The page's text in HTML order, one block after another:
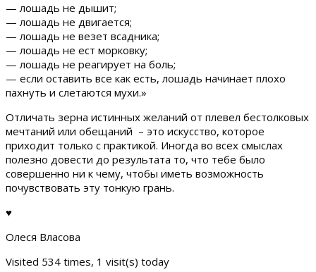
— лошадь не дышит;
— лошадь не двигается;
— лошадь не везет всадника;
— лошадь не ест морковку;
— лошадь не реагирует на боль;
— если оставить все как есть, лошадь начинает плохо
пахнуть и слетаются мухи.»
Отличать зерна истинных желаний от плевел бестолковых
мечтаний или обещаний – это искусство, которое
приходит только с практикой. Иногда во всех смыслах
полезно довести до результата то, что тебе было
совершенно ни к чему, чтобы иметь возможность
почувствовать эту тонкую грань.
♥
Олеся Власова
Visited 534 times, 1 visit(s) today